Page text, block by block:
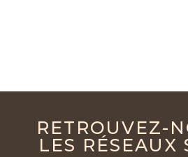
RETROUVEZ-
LES RÉSEAUX